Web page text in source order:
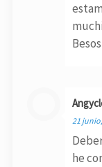
Besos
21
he